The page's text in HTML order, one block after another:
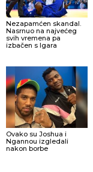
Nezapamćen skandal.
Nasrnuo na najvećeg
svih vremena pa
izbačen s Igara
Ovako su Joshua i
Ngannou izgledali
nakon borbe